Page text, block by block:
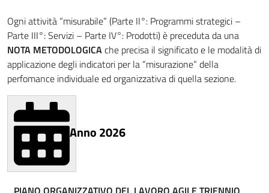
Ogni attività “misurabile” (Parte II°: Programmi strategici –
Parte III°: Servizi – Parte IV°: Prodotti) è preceduta da una
NOTA METODOLOGICAche precisa il significato e le modalità di
applicazione degli indicatori per la “misurazione” della
perfomance individuale ed organizzativa di quella sezione.
Anno 2026